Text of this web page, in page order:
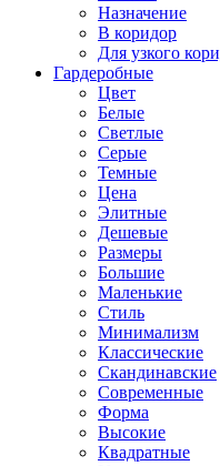
Назначение
В коридор
Для узкого
Гардеробные
Цвет
Белые
Светлые
Серые
Темные
Цена
Элитные
Дешевые
Размеры
Большие
Маленькие
Стиль
Минимализм
Классические
Скандинавские
Современные
Форма
Высокие
Квадратные